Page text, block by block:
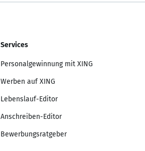
Services
Personalgewinnung mit XING
Werben auf XING
Lebenslauf-Editor
Anschreiben-Editor
Bewerbungsratgeber